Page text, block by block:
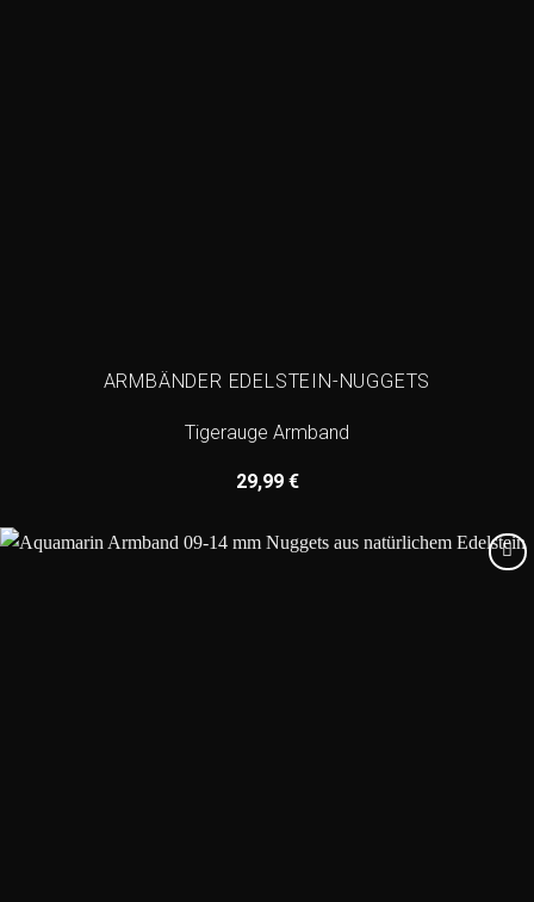
ARMBÄNDER EDELSTEIN-NUGGETS
Tigerauge Armband
29,99 €